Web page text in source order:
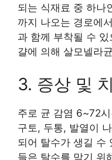
되는 식재료 중 하나
까지 나오는 경로에
과 함께 부착될 수
걀에 의해 살모넬라
3. 증상 및
주로 균 감염 6~72
구토, 두통, 발열이
되어 탈수가 생길 수
들은 탈수를 막기 위